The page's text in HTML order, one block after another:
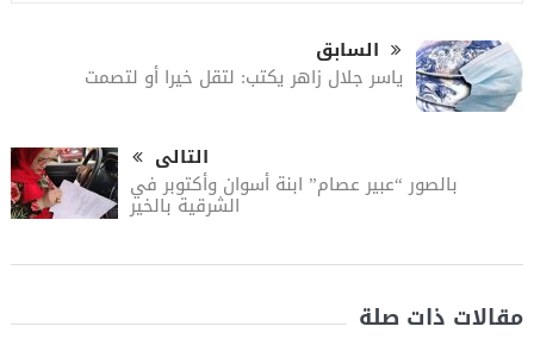
السابق
ياسر جلال زاهر يكتب: لتقل خيرا أو لتصمت
التالى
بالصور “عبير عصام” ابنة أسوان وأكتوبر في
الشرقية بالخير
مقالات ذات صلة